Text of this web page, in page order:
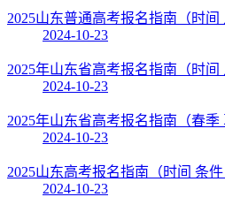
2025山东普通高考报名指南（时间
2024-10-23
2025年山东省高考报名指南（时间
2024-10-23
2025年山东省高考报名指南（春季
2024-10-23
2025山东高考报名指南（时间 条件
2024-10-23